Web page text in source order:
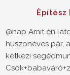
Èpítèsz
@nap Amit èn
huszonèves pár,
kètkezi